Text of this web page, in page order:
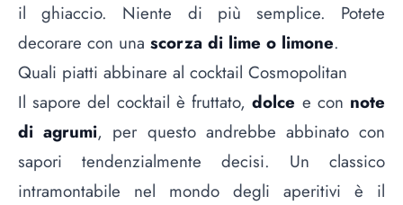
il ghiaccio. Niente di più semplice. Potete
decorare con una scorza di lime o limone.
Quali piatti abbinare al cocktail Cosmopolitan
Il sapore del cocktail è fruttato,dolce e con note
di agrumi, per questo andrebbe abbinato con
sapori tendenzialmente decisi. Un classico
intramontabile nel mondo degli aperitivi è il